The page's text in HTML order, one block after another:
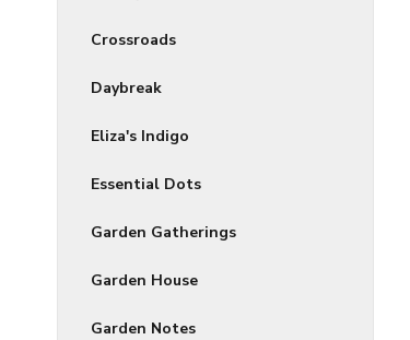
Crossroads
Daybreak
Eliza's Indigo
Essential Dots
Garden Gatherings
Garden House
Garden Notes